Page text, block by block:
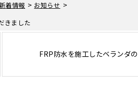
着情報 > お知らせ >
きました
FRP防水を施工したベランダ